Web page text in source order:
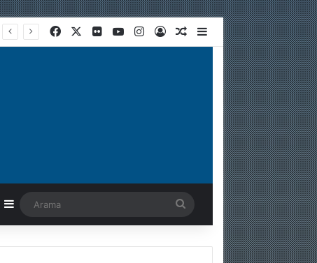
FacebookFlickrYouTubeInstagram
Kayıt OlRastgele Makale
Kenar Bölmesi
Rastgele Makale
Kenar Bölmesi